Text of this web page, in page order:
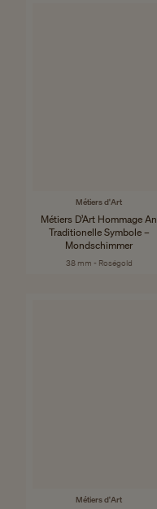
Métiers d'Art
Métiers D’Art Hommage An
Traditionelle Symbole –
Mondschimmer
38 mm - Roségold
Métiers d'Art